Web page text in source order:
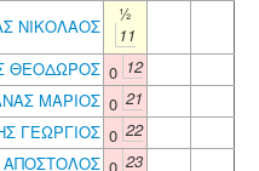
ΝΙΚΟΛΑΟΣ
½
11
ΘΕΟΔΩΡΟΣ 0 12
ΜΑΡΙΟΣ 0 21
ΓΕΩΡΓΙΟΣ 0 22
23